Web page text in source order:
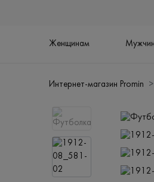
Женщинам
Интернет-магазин Promin